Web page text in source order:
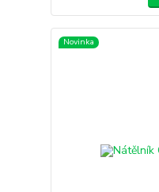
Novinka